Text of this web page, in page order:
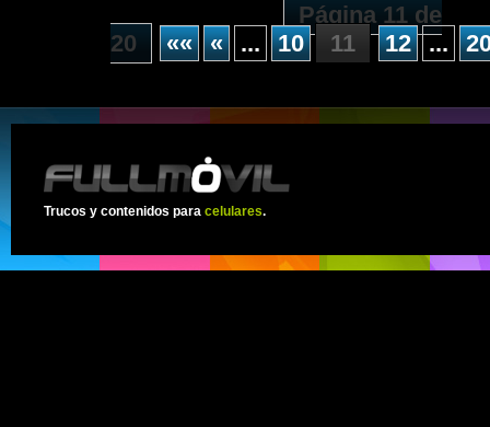
Página 11 de
20
«« « ... 10 11 12 ...
Trucos y contenidos para celulares.